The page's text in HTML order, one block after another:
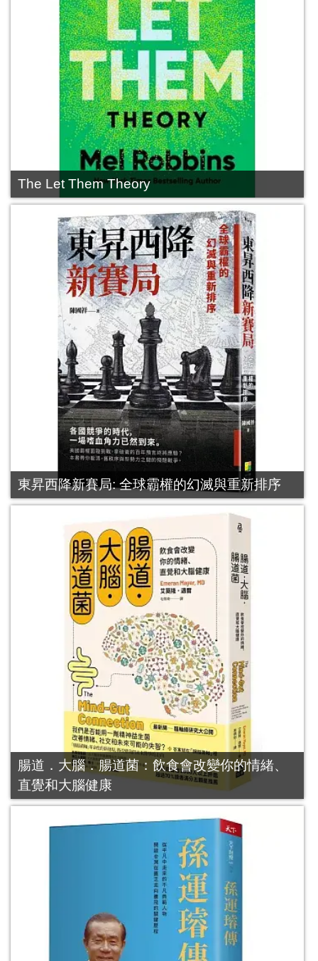
The Let Them Theory
東昇西降新賽局: 全球霸權的幻滅與重新排序
腸道．大腦．腸道菌：飲食會改變你的情緒、
直覺和大腦健康